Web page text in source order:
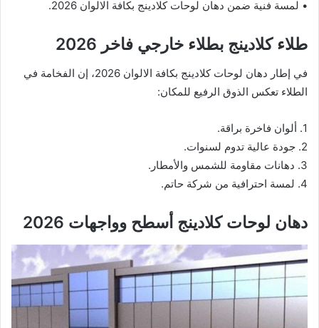
• لمسة فنية ضمن دهان لوحات كلادينج بكافة الالوان 2026.
طلاء كلادينج بطلاء خارجي فاخر 2026
في إطار دهان لوحات كلادينج بكافة الالوان 2026، إن الفخامة في
الطلاء تعكس الذوق الرفيع للمكان:
1. ألوان فاخرة براقة.
2. جودة عالية تدوم لسنوات.
3. دهانات مقاومة للشمس والأمطار.
4. لمسة احترافية من شركة حاتم.
دهان لوحات كلادينج أسطح وواجهات 2026